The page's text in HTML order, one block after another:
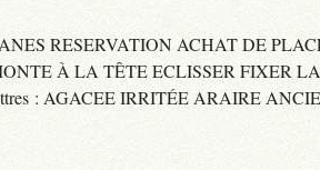
RESERVATION ACHAT DE
À LA TÊTE ECLISSER FIXER
: AGACEE IRRITÉE ARAIRE